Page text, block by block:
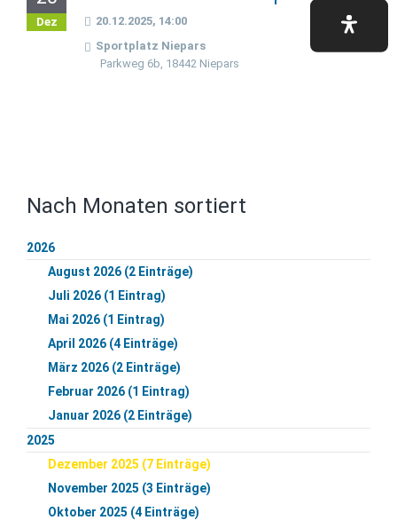
Dez
20.12.2025, 14:00
Sportplatz Niepars
Parkweg 6b, 18442 Niepars
Nach Monaten sortiert
2026
August 2026 (2 Einträge)
Juli 2026 (1 Eintrag)
Mai 2026 (1 Eintrag)
April 2026 (4 Einträge)
März 2026 (2 Einträge)
Februar 2026 (1 Eintrag)
Januar 2026 (2 Einträge)
2025
Dezember 2025 (7 Einträge)
November 2025 (3 Einträge)
Oktober 2025 (4 Einträge)